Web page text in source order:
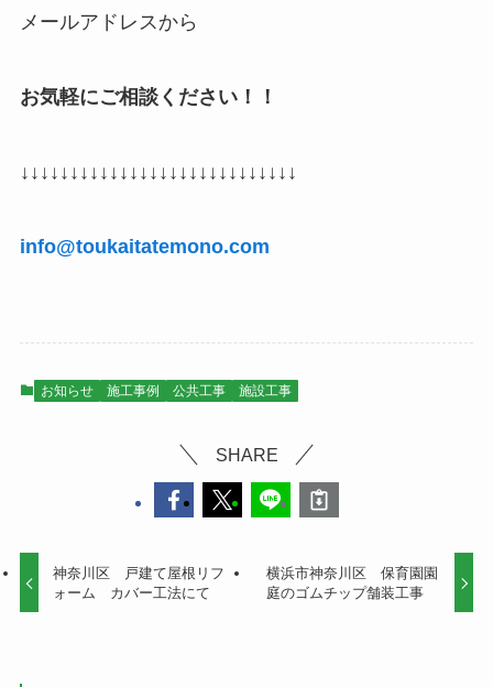
メールアドレスから
お気軽にご相談ください！！
↓↓↓↓↓↓↓↓↓↓↓↓↓↓↓↓↓↓↓↓↓↓↓↓↓↓↓↓
info@toukaitatemono.com
お知らせ 施工事例 公共工事 施設工事
SHARE
神奈川区 戸建て屋根リフ
ォーム カバー工法にて
横浜市神奈川区 保育園園
庭のゴムチップ舗装工事